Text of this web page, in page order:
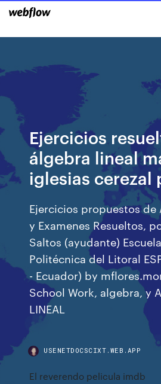
Ejercicios
álgebra lineal
iglesias cerezal
Ejercicios propuestos de
y Examenes Resueltos,
Saltos (ayudante)
Politécnica del Litoral
- Ecuador) by
School Work, algebra, y
LINEAL
USENETDOCSCIXT.WEB.APP
El reverendo pelicula imdb